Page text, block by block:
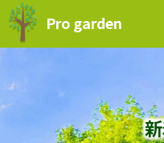
Pro garden